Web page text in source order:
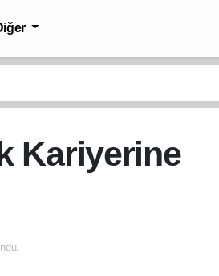
Kariyerine